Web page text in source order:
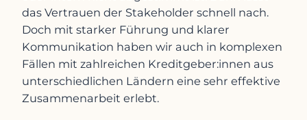
das Vertrauen der Stakeholder schnell nach.
Doch mit starker Führung und klarer
Kommunikation haben wir auch in komplexen
Fällen mit zahlreichen Kreditgeber:innen aus
unterschiedlichen Ländern eine sehr effektive
Zusammenarbeit erlebt.